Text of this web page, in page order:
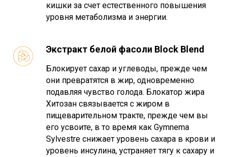
кишки за счет естественного повышения
уровня метаболизма и энергии.
Экстракт белой фасоли Block Blend
Блокирует сахар и углеводы, прежде чем
они превратятся в жир, одновременно
подавляя чувство голода. Блокатор жира
Хитозан связывается с жиром в
пищеварительном тракте, прежде чем вы
его усвоите, в то время как Gymnema
Sylvestre снижает уровень сахара в крови и
уровень инсулина, устраняет тягу к сахару и